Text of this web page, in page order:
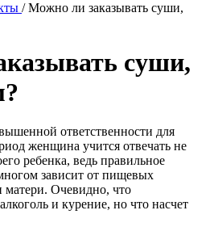
/ Можно ли заказывать суши,
суши,
ответственности для
женщина учится отвечать не
ребенка, ведь правильное
зависит от пищевых
матери. Очевидно, что
и курение, но что насчет